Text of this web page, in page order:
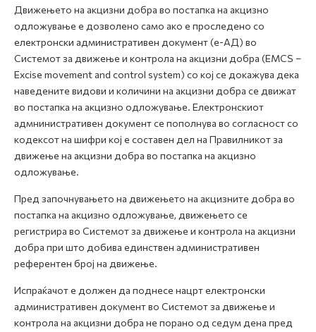
Контакт
Е-Весник
Движењето на акцизни добра во постапка на акцизно
одложување е дозволено само ако е проследено со
електронски административен документ (е-АД) во
Системот за движење и контрола на акцизни добра (EMCS –
Excise movement and control system) со кој се докажува дека
наведените видови и количини на акцизни добра се движат
во постапка на акцизно одложување. Електронскиот
адмнинистративен документ се пополнува во согласност со
кодексот на шифри кој е составен дел на Правилникот за
движење на акцизни добра во постапка на акцизно
одложување.
Пред започнувањето на движењето на акцизните добра во
постапка на акцизно одложување, движењето се
регистрира во Системот за движење и контрола на акцизни
добра при што добива единствен административен
референтен број на движење.
Испраќачот е должен да поднесе нацрт електронски
административен документ во Системот за движење и
контрола на акцизни добра не порано од седум дена пред